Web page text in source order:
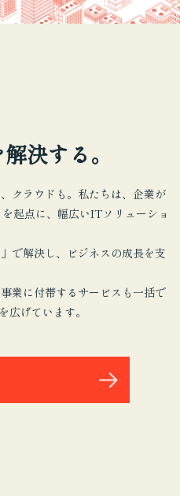
決する。
クラウドも。私たちは、企業が
起点に、幅広いITソリューショ
で解決し、ビジネスの成長を支
業に付帯するサービスも一括で
広げています。